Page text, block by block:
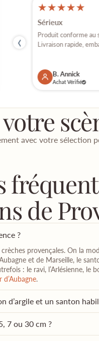
‹
★★★★★
Sérieux
Produit conforme au
Livraison rapide,
B. Annick
Achat Vérifié
avec votre sélection
de
?
provençales. On la
et de Marseille, le
: le ravi, l’Arlésienne, le
d’Aubagne.
d’argile et un santon
7 ou 30 cm ?